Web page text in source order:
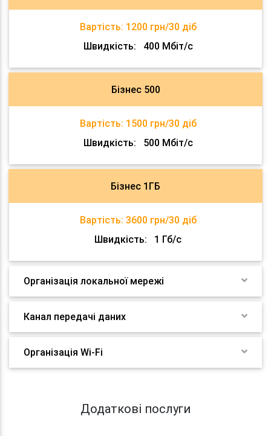
Вартість: 1200 грн/30 діб
Швидкість:
400 Мбіт/с
Бізнес 500
Вартість: 1500 грн/30 діб
Швидкість:
500 Мбіт/с
Бізнес 1ГБ
Вартість: 3600 грн/30 діб
Швидкість:
1 Гб/с
Організація локальної мережі
Канал передачі даних
Організація Wi-Fi
Додаткові послуги